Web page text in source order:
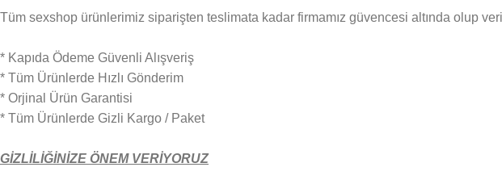
Tüm sexshop ürünlerimiz siparişten teslimata kadar firmamız güvencesi altında olup
* Kapıda Ödeme Güvenli Alışveriş
* Tüm Ürünlerde Hızlı Gönderim
* Orjinal Ürün Garantisi
* Tüm Ürünlerde Gizli Kargo / Paket
GİZLİLİĞİNİZE ÖNEM VERİYORUZ